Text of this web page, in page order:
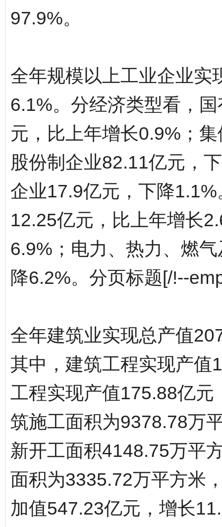
97.9%。
全年规模以上工业企业实
6.1%。分经济类型看，
元，比上年增长0.9%；
股份制企业82.11亿元，
企业17.9亿元，下降
12.25亿元，比上年增长
6.9%；电力、热力、燃
降6.2%。分页标题[/!--
全年建筑业实现总产值
其中，建筑工程实现产值
工程实现产值175.88亿
筑施工面积为9378.78万
新开工面积4148.75万平
面积为3335.72万平方米
加值547.23亿元，增长